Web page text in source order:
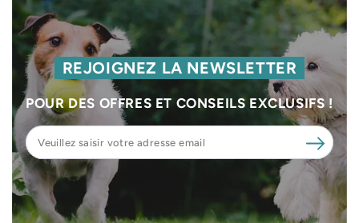
REJOIGNEZ LA NEWSLETTER
POUR DES OFFRES ET CONSEILS EXCLUSIFS !
Veuillez
saisir
votre
adresse